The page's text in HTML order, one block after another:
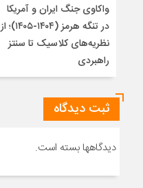
واکاوی جنگ ایران و آمریکا
در تنگه هرمز (۱۴۰۴-۱۴۰۵)؛ از
نظریه‌های کلاسیک تا سنتز
راهبردی
ثبت دیدگاه
دیدگاهها بسته است.